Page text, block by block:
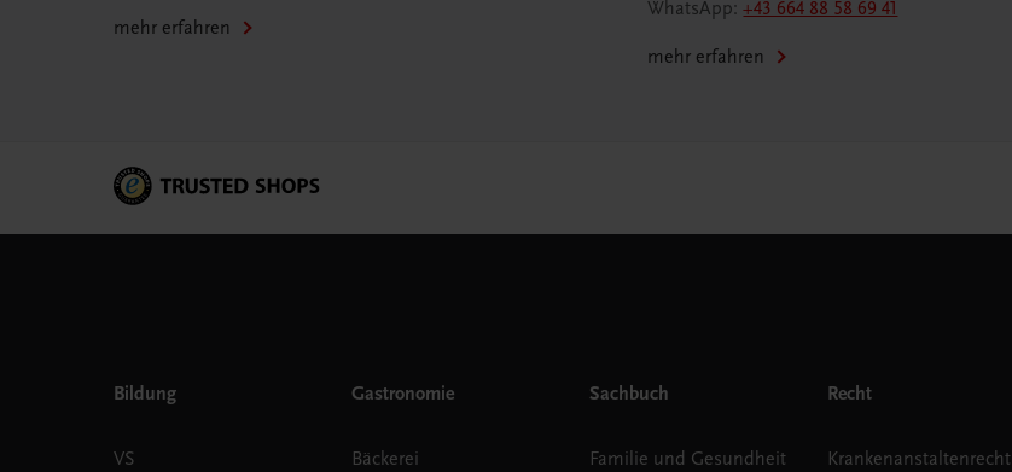
mehr erfahren
WhatsApp:+43 664 88 58 69 41
mehr erfahren
Bildung
VS
Gastronomie
Bäckerei
Sachbuch
Familie und Gesundheit
Recht
Krankenanstaltenrecht